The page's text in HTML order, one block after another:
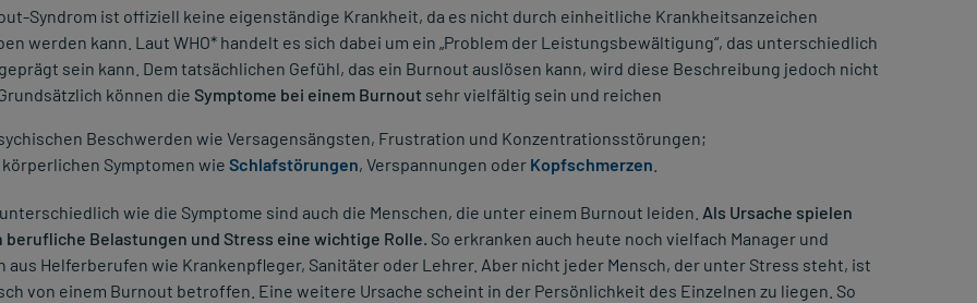
Syndrom ist offiziell keine eigenständige Krankheit, da es nicht durch einheitliche Krankheitsanzeichen
werden kann. Laut WHO* handelt es sich dabei um ein „Problem der Leistungsbewältigung“, das unterschiedlich
sein kann. Dem tatsächlichen Gefühl, das ein Burnout auslösen kann, wird diese Beschreibung jedoch nicht
können die Symptome bei einem Burnout sehr vielfältig sein und reichen
Beschwerden wie Versagensängsten, Frustration und Konzentrationsstörungen;
körperlichen Symptomen wie Schlafstörungen, Verspannungen oder Kopfschmerzen
wie die Symptome sind auch die Menschen, die unter einem Burnout leiden. Als Ursache spielen
berufliche Belastungen und Stress eine wichtige Rolle. So erkranken auch heute noch vielfach Manager und
aus Helferberufen wie Krankenpfleger, Sanitäter oder Lehrer. Aber nicht jeder Mensch, der unter Stress steht, ist
von einem Burnout betroffen. Eine weitere Ursache scheint in der Persönlichkeit des Einzelnen zu liegen. So